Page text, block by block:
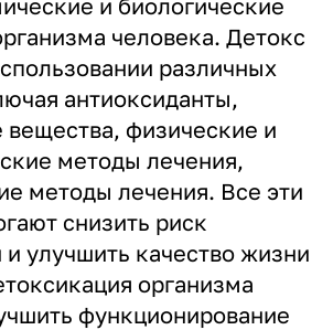
и биологические
человека. Детокс
различных
антиоксиданты,
вещества, физические и
методы лечения,
методы лечения. Все эти
снизить риск
и улучшить качество жизни
организма
функционирование